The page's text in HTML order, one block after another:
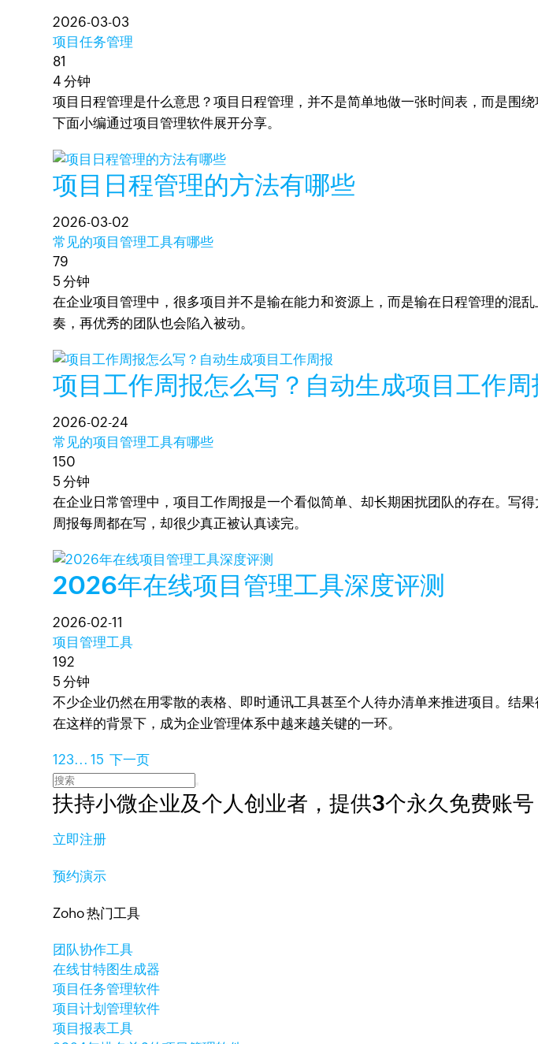
2026-03-03
项目任务管理
81
4 分钟
项目日程管理是什么意思？项目日程管理，并不是简单地做一张时间表，而是围
下面小编通过项目管理软件展开分享。
项目日程管理的方法有哪些
2026-03-02
常见的项目管理工具有哪些
79
5 分钟
在企业项目管理中，很多项目并不是输在能力和资源上，而是输在日程管理的混
奏，再优秀的团队也会陷入被动。
项目工作周报怎么写？自动生成项目工作周
2026-02-24
常见的项目管理工具有哪些
150
5 分钟
在企业日常管理中，项目工作周报是一个看似简单、却长期困扰团队的存在。写
周报每周都在写，却很少真正被认真读完。
2026年在线项目管理工具深度评测
2026-02-11
项目管理工具
192
5 分钟
不少企业仍然在用零散的表格、即时通讯工具甚至个人待办清单来推进项目。结
在这样的背景下，成为企业管理体系中越来越关键的一环。
123... 15 下一页
扶持小微企业及个人创业者，提供3个永久免费账号
立即注册
预约演示
Zoho 热门工具
团队协作工具
在线甘特图生成器
项目任务管理软件
项目计划管理软件
项目报表工具